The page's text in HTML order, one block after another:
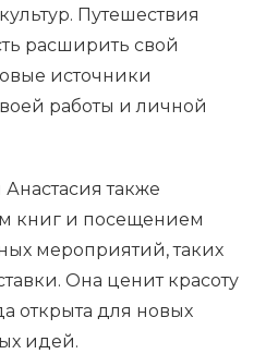
Путешествия
расширить свой
источники
работы и личной
также
книг и посещением
мероприятий, таких
Она ценит красоту
открыта для новых
идей.